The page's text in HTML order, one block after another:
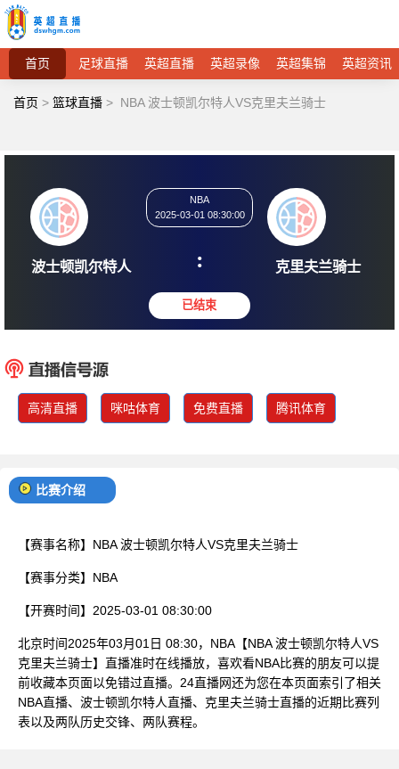
首页 足球直播 英超直播 英超录像 英超集锦 英超资讯
首页 > 篮球直播 > NBA 波士顿凯尔特人VS克里夫兰骑士
波士顿凯尔特人
2025-03-01 08:30:00
: 克里夫
高清直播 咪咕体育 免费直播 腾讯体育
比赛介绍
【赛事名称】 NBA 波士顿凯尔特人VS克里夫兰骑士
【赛事分类】 NBA
【开赛时间】 2025-03-01 08:30:00
北京时间2025年03月01日 08:30，NBA【NBA 波士顿凯尔特人VS
克里夫兰骑士】直播准时在线播放，喜欢看NBA比赛的朋友可以提
前收藏本页面以免错过直播。24直播网还为您在本页面索引了相关
NBA直播、波士顿凯尔特人直播、克里夫兰骑士直播的近期比赛列
表以及两队历史交锋、两队赛程。